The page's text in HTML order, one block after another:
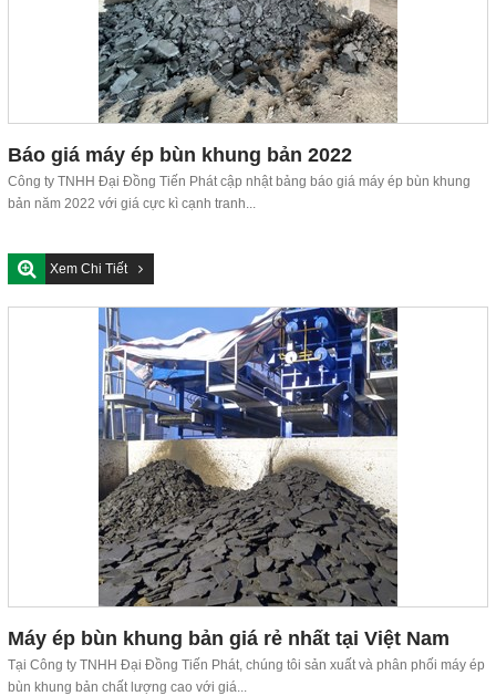
Báo giá máy ép bùn khung bản 2022
Công ty TNHH Đại Đồng Tiến Phát cập nhật bảng báo giá máy ép bùn khung
bản năm 2022 với giá cực kì cạnh tranh...
Xem Chi Tiết
Máy ép bùn khung bản giá rẻ nhất tại Việt Nam
Tại Công ty TNHH Đại Đồng Tiến Phát, chúng tôi sản xuất và phân phối máy ép
bùn khung bản chất lượng cao với giá...